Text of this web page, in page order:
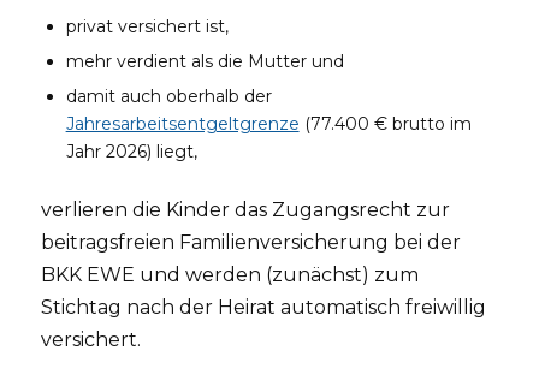
privat versichert ist,
mehr verdient als die Mutter und
damit auch oberhalb der
Jahresarbeitsentgeltgrenze (77.400 € brutto im
Jahr 2026) liegt,
verlieren die Kinder das Zugangsrecht zur
beitragsfreien Familienversicherung bei der
BKK EWE und werden (zunächst) zum
Stichtag nach der Heirat automatisch freiwillig
versichert.